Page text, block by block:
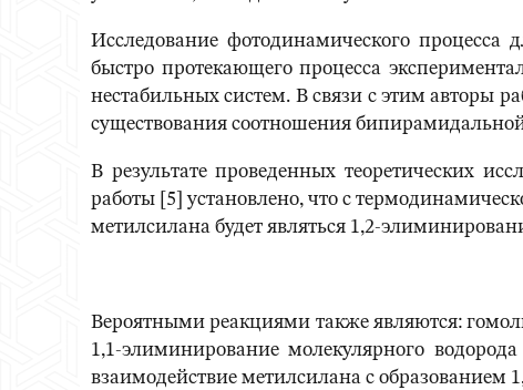
Исследование фотодинамического процесса
быстро протекающего процесса
нестабильных систем. В связи с этим авторы
существования соотношения
В результате проведенных теоретических
работы [5] установлено, что с
метилсилана будет являться 1,2-
Вероятными реакциями также являются:
1,1-элиминирование молекулярного
взаимодействие метилсилана с